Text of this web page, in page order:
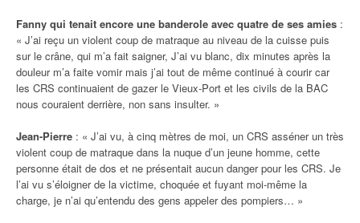
Fanny qui tenait encore une banderole avec quatre de ses amies :
« J’ai reçu un violent coup de matraque au niveau de la cuisse puis
sur le crâne, qui m’a fait saigner, J’ai vu blanc, dix minutes après la
douleur m’a faite vomir mais j’ai tout de même continué à courir car
les CRS continuaient de gazer le Vieux-Port et les civils de la BAC
nous couraient derrière, non sans insulter. »
Jean-Pierre : « J’ai vu, à cinq mètres de moi, un CRS asséner un très
violent coup de matraque dans la nuque d’un jeune homme, cette
personne était de dos et ne présentait aucun danger pour les CRS. Je
l’ai vu s’éloigner de la victime, choquée et fuyant moi-même la
charge, je n’ai qu’entendu des gens appeler des pompiers… »